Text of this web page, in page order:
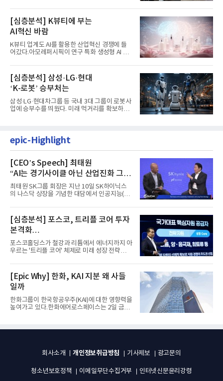
[심층분석] K뷰티에 부는
AI혁신 바람
K뷰티 업계도 AI를 활용한 산업혁신 경쟁에 들
어갔다.아모레퍼시픽이 연구 특화 생성형 AI 플
[심층분석] 삼성·LG·현대
‘K-로봇’ 승부처는
삼성·LG·현대차그룹 등 국내 3대 그룹이 로봇사
업에 승부수를 띄웠다. 미래 먹거리를 확보하기
epic-Highlight
[CEO’s Speech] 최태원
“AI는 경기사이클 아닌 산업진화 그
자체”
최태원 SK그룹 회장은 지난 10일 SK하이닉스
의 나스닥 상장을 기념한 대담에서 인공지능(AI)
[심층분석] 포스코, 트리플 코어 투자
본격화
16조7천억원 투자 재원 마련 전략은?
포스코홀딩스가 철강과 리튬에서 에너지까지 아
우르는 '트리플 코어' 체제로 미래 성장 전략을
[Epic Why] 한화, KAI 지분 왜 사들
일까
한화그룹이 한국항공우주(KAI)에 대한 영향력을
높여가고 있다.한화에어로스페이스는 2일 금융
회사소개 개인정보취급방침 기사제보 광고문의
청소년보호정책 이메일무단수집거부 인터넷신문윤리강령